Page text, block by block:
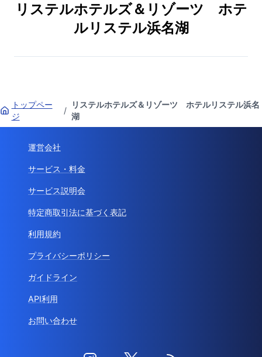
リステルホテルズ＆リゾーツ ホテ
ルリステル浜名湖
トップペー
ジ
/
リステルホテルズ＆リゾーツ ホテルリステル浜名
湖
運営会社
サービス・料金
サービス説明会
特定商取引法に基づく表記
利用規約
プライバシーポリシー
ガイドライン
API利用
お問い合わせ